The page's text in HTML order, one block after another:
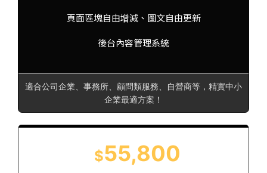
頁面區塊自由增減、圖文自由更新
後台內容管理系統
適合公司企業、事務所、顧問類服務、自營商等，精實中小
企業最適方案！
$55,800